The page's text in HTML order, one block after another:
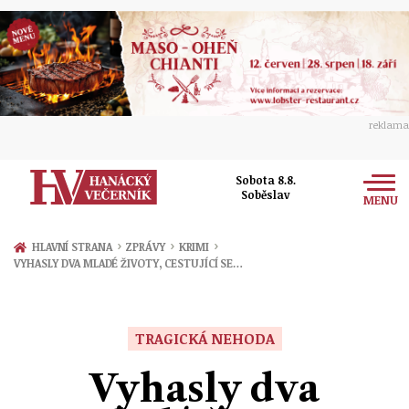
reklama
Sobota 8.8.
Soběslav
MENU
Zprávy
Ekonomika
HLAVNÍ STRANA › ZPRÁVY › KRIMI ›
VYHASLY DVA MLADÉ ŽIVOTY, CESTUJÍCÍ SE…
TRAGICKÁ NEHODA
Vyhasly dva